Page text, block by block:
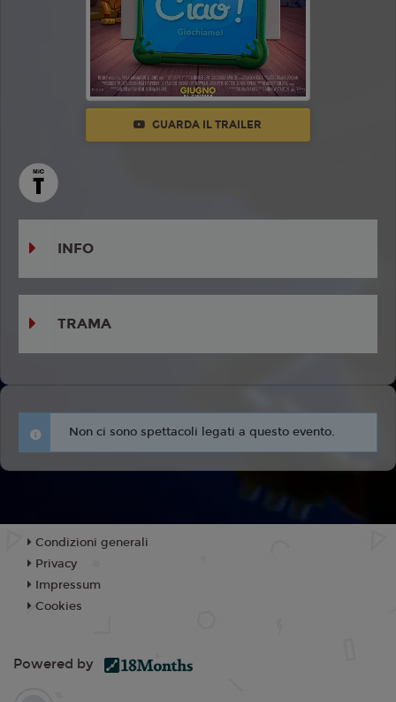
GUARDA IL TRAILER
INFO
TRAMA
Non ci sono spettacoli legati a questo evento.
Condizioni generali
Privacy
Impressum
Cookies
Powered by